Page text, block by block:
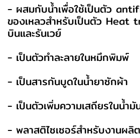
- ผสมกับน้ำเพื่อใช้เป็นตัว
ของเหลวสำหรับเป็นตัว Heat
บินและรันเวย์
- เป็นตัวทำละลายในหมึกพิมพ์
- เป็นสารกันบูดในน้ำยาซักผ้า
- เป็นตัวเพิ่มความเสถียรในน้ำมั
- พลาสติไซเซอร์สำหรับงานผลิ